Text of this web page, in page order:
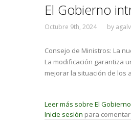
El Gobierno
Octubre 9th, 2024 by
Consejo de Ministros: La
La modificación garantiza
mejorar la situación de los
Leer más sobre El
Inicie sesión para comentar